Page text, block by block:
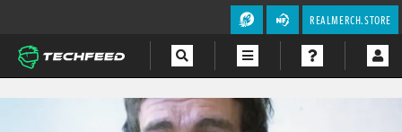
REALMERCH.STORE